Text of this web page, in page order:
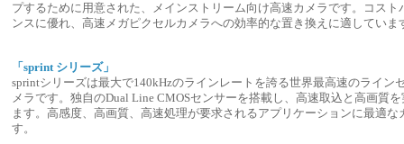
プするために用意された、メインストリーム向け高速カメラです。コスト
ンスに優れ、高速メガピクセルカメラへの効率的な置き換えに適していま
「sprint シリーズ」
sprintシリーズは最大で140kHzのラインレートを誇る世界最高速のライン
メラです。独自のDual Line CMOSセンサーを搭載し、高速取込と高画質
ます。高感度、高画質、高速処理が要求されるアプリケーションに最適な
す。